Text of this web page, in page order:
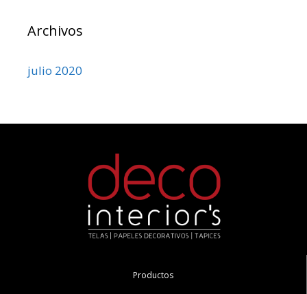
Archivos
julio 2020
Productos